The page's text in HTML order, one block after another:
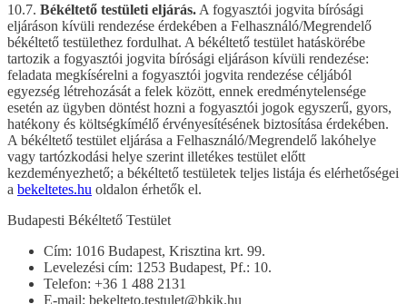
10.7. Békéltető testületi eljárás. A fogyasztói jogvita bírósági
eljáráson kívüli rendezése érdekében a Felhasználó/Megrendelő
békéltető testülethez fordulhat. A békéltető testület hatáskörébe
tartozik a fogyasztói jogvita bírósági eljáráson kívüli rendezése:
feladata megkísérelni a fogyasztói jogvita rendezése céljából
egyezség létrehozását a felek között, ennek eredménytelensége
esetén az ügyben döntést hozni a fogyasztói jogok egyszerű, gyors,
hatékony és költségkímélő érvényesítésének biztosítása érdekében.
A békéltető testület eljárása a Felhasználó/Megrendelő lakóhelye
vagy tartózkodási helye szerint illetékes testület előtt
kezdeményezhető; a békéltető testületek teljes listája és elérhetőségei
a bekeltetes.hu oldalon érhetők el.
Budapesti Békéltető Testület
Cím: 1016 Budapest, Krisztina krt. 99.
Levelezési cím: 1253 Budapest, Pf.: 10.
Telefon: +36 1 488 2131
E-mail: bekelteto.testulet@bkik.hu